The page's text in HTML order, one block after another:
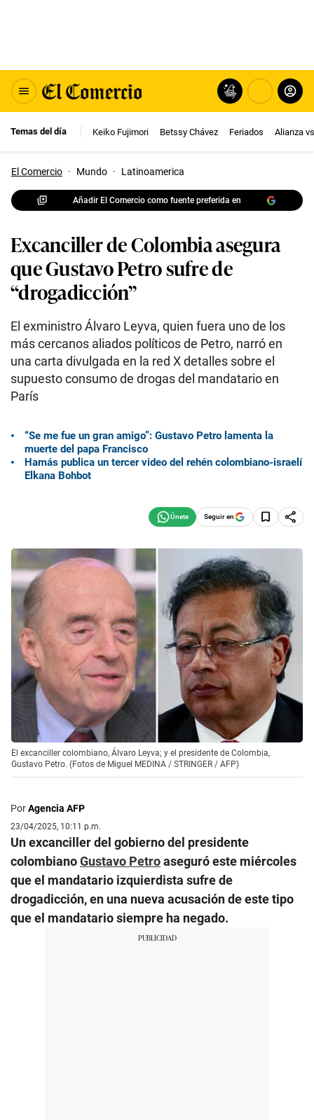
Temas del día Keiko Fujimori Betssy Chávez Feriados Alianza
El Comercio · Mundo · Latinoamerica
Añadir El Comercio como fuente preferida en
Excanciller de Colombia asegura
que Gustavo Petro sufre de
“drogadicción”
El exministro Álvaro Leyva, quien fuera uno de los
más cercanos aliados políticos de Petro, narró en
una carta divulgada en la red X detalles sobre el
supuesto consumo de drogas del mandatario en
París
“Se me fue un gran amigo”: Gustavo Petro lamenta la
muerte del papa Francisco
Hamás publica un tercer video del rehén colombiano-israelí
Elkana Bohbot
Seguir en
El excanciller colombiano, Álvaro Leyva; y el presidente de Colombia,
Gustavo Petro. (Fotos de Miguel MEDINA / STRINGER / AFP)
PorAgencia AFP
23/04/2025, 10:11 p.m.
Un excanciller del gobierno del presidente
colombianoGustavo Petroaseguró este miércoles
que el mandatario izquierdista sufre de
drogadicción, en una nueva acusación de este tipo
que el mandatario siempre ha negado.